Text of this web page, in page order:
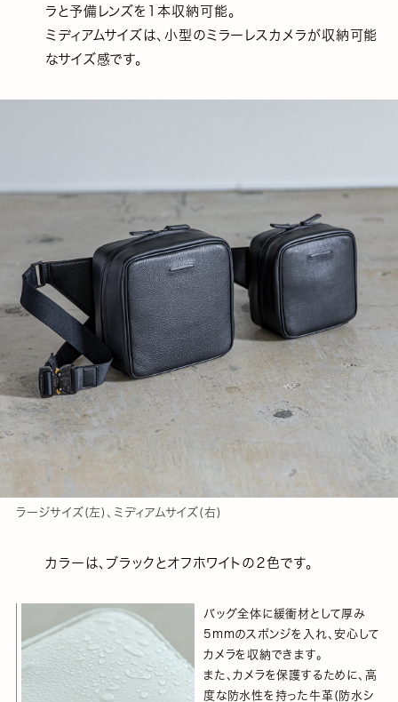
ラと予備レンズを1本収納可能。
ミディアムサイズは、小型のミラーレスカメラが収納可能
なサイズ感です。
ラージサイズ(左)、ミディアムサイズ(右)
カラーは、ブラックとオフホワイトの２色です。
バッグ全体に緩衝材として厚み
5mmのスポンジを入れ、安心して
カメラを収納できます。
また、カメラを保護するために、高
度な防水性を持った牛革(防水シ